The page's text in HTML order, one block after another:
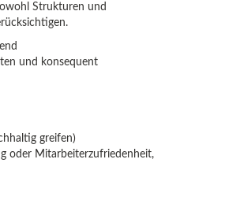
Strukturen und
und konsequent
greifen)
oder Mitarbeiterzufriedenheit,